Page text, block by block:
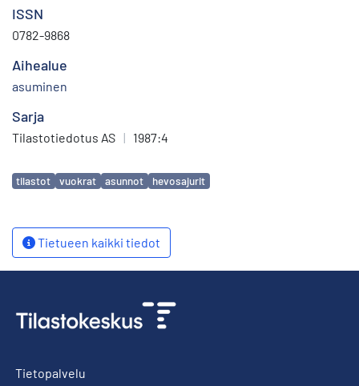
ISSN
0782-9868
Aihealue
asuminen
Sarja
Tilastotiedotus AS | 1987:4
Avainsanat
tilastot vuokrat asunnot hevosajurit
Tietueen kaikki tiedot
Tietopalvelu